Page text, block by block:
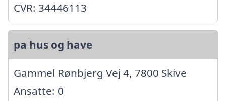
CVR: 34446113
pa hus og have
Gammel Rønbjerg Vej 4, 7800 Skive
Ansatte: 0